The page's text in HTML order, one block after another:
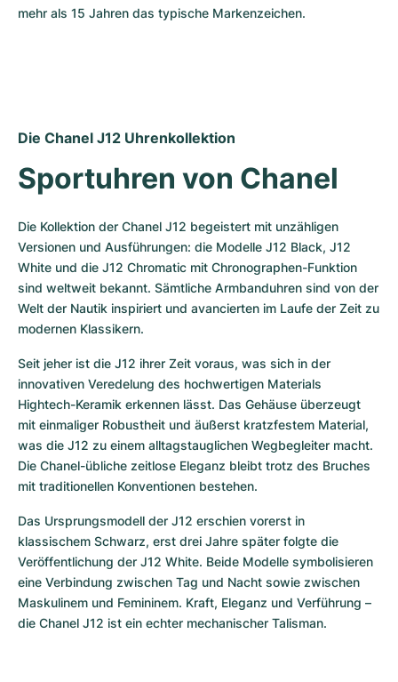
mehr als 15 Jahren das typische Markenzeichen.
Die Chanel J12 Uhrenkollektion
Sportuhren von Chanel
Die Kollektion der Chanel J12 begeistert mit unzähligen
Versionen und Ausführungen: die Modelle J12 Black, J12
White und die J12 Chromatic mit Chronographen-Funktion
sind weltweit bekannt. Sämtliche Armbanduhren sind von der
Welt der Nautik inspiriert und avancierten im Laufe der Zeit zu
modernen Klassikern.
Seit jeher ist die J12 ihrer Zeit voraus, was sich in der
innovativen Veredelung des hochwertigen Materials
Hightech-Keramik erkennen lässt. Das Gehäuse überzeugt
mit einmaliger Robustheit und äußerst kratzfestem Material,
was die J12 zu einem alltagstauglichen Wegbegleiter macht.
Die Chanel-übliche zeitlose Eleganz bleibt trotz des Bruches
mit traditionellen Konventionen bestehen.
Das Ursprungsmodell der J12 erschien vorerst in
klassischem Schwarz, erst drei Jahre später folgte die
Veröffentlichung der J12 White. Beide Modelle symbolisieren
eine Verbindung zwischen Tag und Nacht sowie zwischen
Maskulinem und Femininem. Kraft, Eleganz und Verführung –
die Chanel J12 ist ein echter mechanischer Talisman.